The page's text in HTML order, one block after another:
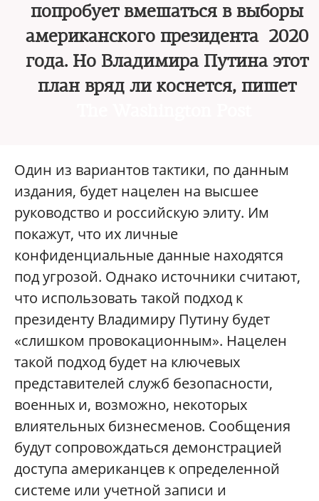
попробует вмешаться в выборы
американского президента 2020
года. Но Владимира Путина этот
план вряд ли коснется, пишет
Один из вариантов тактики, по данным
издания, будет нацелен на высшее
руководство и российскую элиту. Им
покажут, что их личные
конфиденциальные данные находятся
под угрозой. Однако источники считают,
что использовать такой подход к
президенту Владимиру Путину будет
«слишком провокационным». Нацелен
такой подход будет на ключевых
представителей служб безопасности,
военных и, возможно, некоторых
влиятельных бизнесменов. Сообщения
будут сопровождаться демонстрацией
доступа американцев к определенной
системе или учетной записи и